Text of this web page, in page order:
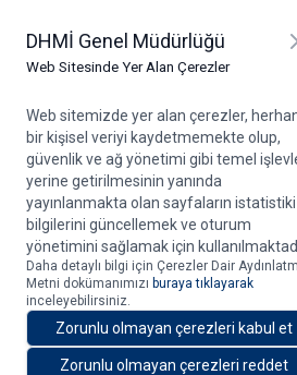
DHMİ Genel Müdürlüğü
Web Sitesinde Yer Alan Çerezler
Web sitemizde yer alan çerezler,
bir kişisel veriyi kaydetmemekte olup,
güvenlik ve ağ yönetimi gibi temel
yerine getirilmesinin yanında
yayınlanmakta olan sayfaların istatistiki
bilgilerini güncellemek ve oturum
yönetimini sağlamak için
Daha detaylı bilgi için Çerezler Dair
Metni dokümanımızı buraya tıklayarak
inceleyebilirsiniz.
Zorunlu olmayan çerezleri kabul et
Zorunlu olmayan çerezleri reddet
Devlet Hava Meydanları
Müdürlüğü